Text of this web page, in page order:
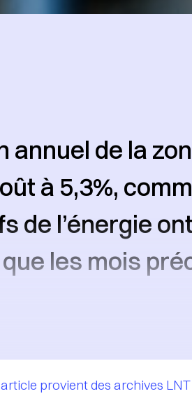
annuel de la
à 5,3%,
de l’énergie
les mois
provient des archives LNT